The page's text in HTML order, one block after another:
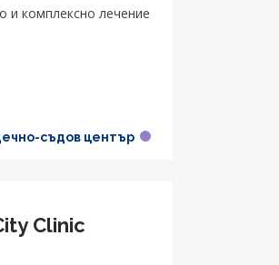
и комплексно лечение
съдов център
Clinic